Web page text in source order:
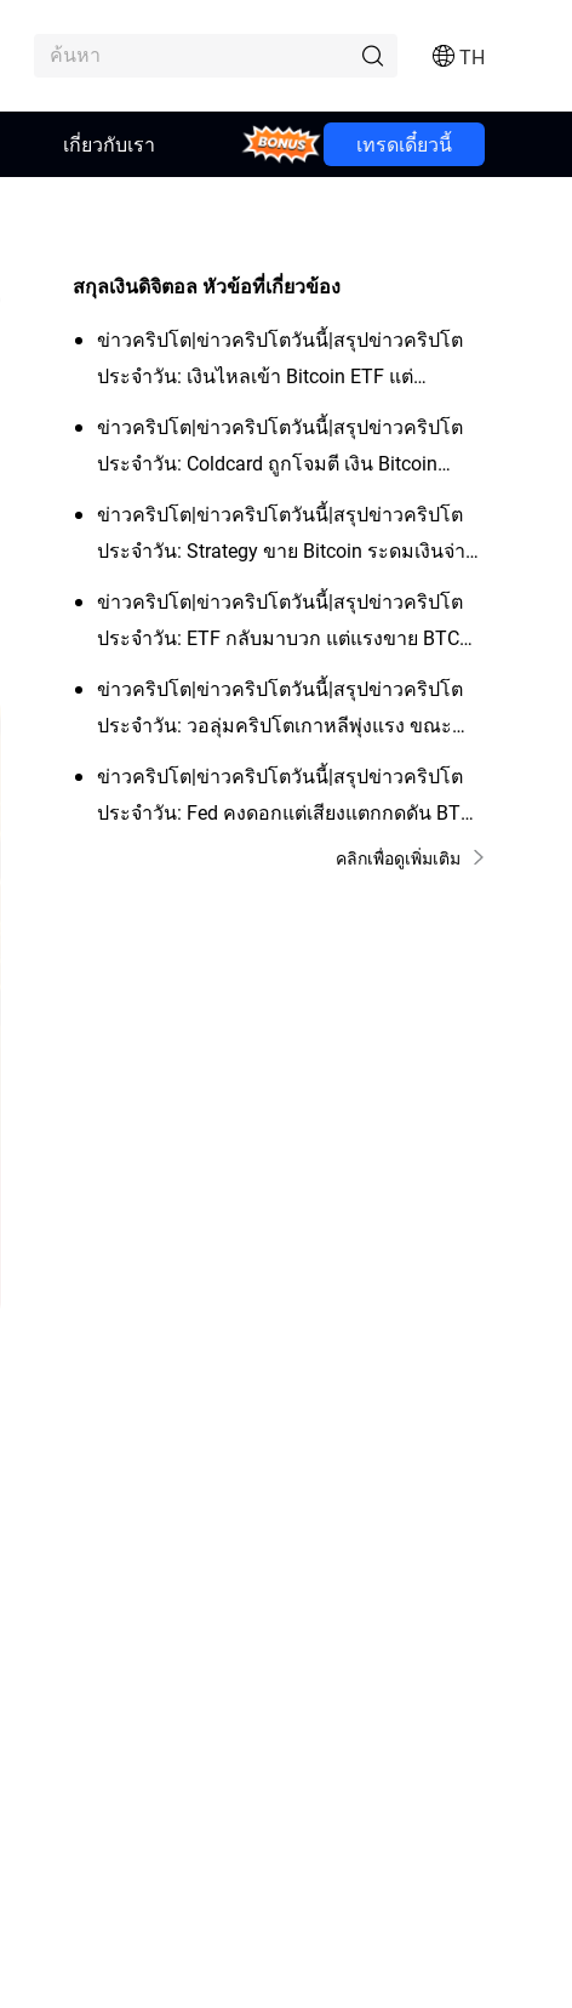
TH
เกี่ยวกับเรา Bonus เทรดเดี๋ยวนี้
สกุลเงินดิจิตอล หัวข้อที่เกี่ยวข้อง
ข่าวคริปโต|ข่าวคริปโตวันนี้|สรุปข่าวคริปโต
ประจำวัน: เงินไหลเข้า Bitcoin ETF แต่
Coldcard สะเทือนความเชื่อมั่นเรื่องการเก็บ
เหรียญ ขณะที่ BTC ยังตามทองและหุ้นไม่ทัน
ข่าวคริปโต|ข่าวคริปโตวันนี้|สรุปข่าวคริปโต
ประจำวัน: Coldcard ถูกโจมตี เงิน Bitcoin
สูญหายทะลุ $100M ขณะที่ Bitdeer เดินหน้า
ข่าวคริปโต|ข่าวคริปโตวันนี้|สรุปข่าวคริปโต
ประจำวัน: Strategy ขาย Bitcoin ระดมเงินจ่าย
ปันผล ขณะที่ Avalanche ขยาย use case และ
ข่าวคริปโต|ข่าวคริปโตวันนี้|สรุปข่าวคริปโต
ประจำวัน: ETF กลับมาบวก แต่แรงขาย BTC
ของ Trump Media และโจทย์เงินทุน Strategy
ยังทำให้ตลาดวางใจไม่ได้
ข่าวคริปโต|ข่าวคริปโตวันนี้|สรุปข่าวคริปโต
ประจำวัน: วอลุ่มคริปโตเกาหลีพุ่งแรง ขณะ
Strategy เจอแผล BTC และ Samsung-
Tokenized Gold ดันธีมใช้งานจริง
ข่าวคริปโต|ข่าวคริปโตวันนี้|สรุปข่าวคริปโต
ประจำวัน: Fed คงดอกแต่เสียงแตกกดดัน BTC
ขณะตลาดคริปโตเริ่มคัดผู้เล่นจริงผ่านคลิกเพื่อดูเพิ่มเติม